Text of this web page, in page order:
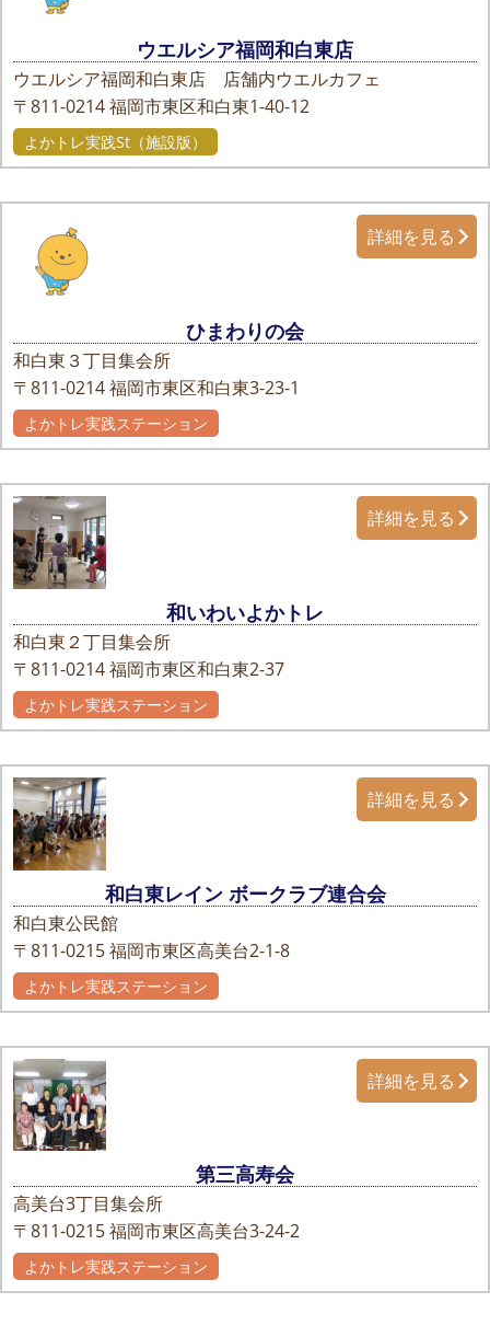
ウエルシア福岡和白東店
ウエルシア福岡和白東店 店舗内ウエルカフェ
〒811-0214福岡市東区和白東1-40-12
よかトレ実践St（施設版）
ひまわりの会
和白東３丁目集会所
〒811-0214福岡市東区和白東3-23-1
詳細を見る
よかトレ実践ステーション
和いわいよかトレ
和白東２丁目集会所
〒811-0214福岡市東区和白東2-37
詳細を見る
よかトレ実践ステーション
和白東レイン ボークラブ連合会
和白東公民館
〒811-0215福岡市東区高美台2-1-8
詳細を見る
よかトレ実践ステーション
第三高寿会
高美台3丁目集会所
〒811-0215福岡市東区高美台3-24-2
詳細を見る
よかトレ実践ステーション